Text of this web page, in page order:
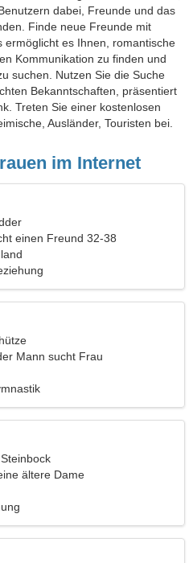
dabei, Freunde und das
Finde neue Freunde mit
ermöglicht es Ihnen, romantische
Kommunikation zu finden und
suchen. Nutzen Sie die Suche
Bekanntschaften, präsentiert
Treten Sie einer kostenlosen
Ausländer, Touristen bei.
im Internet
einen Freund 32-38
Mann sucht Frau
ältere Dame